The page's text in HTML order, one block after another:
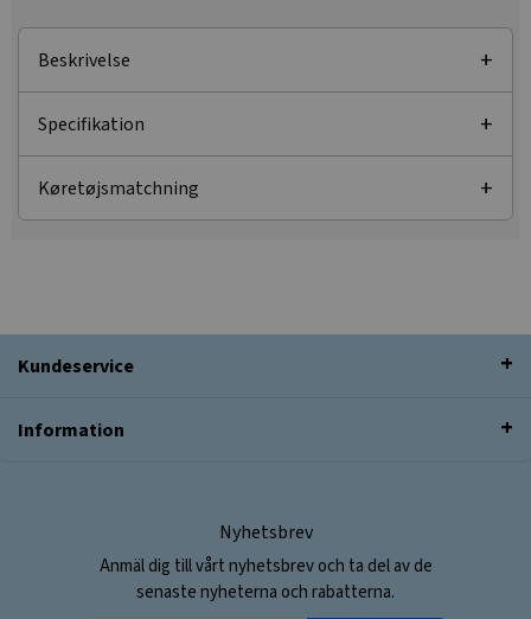
Beskrivelse
Specifikation
Køretøjsmatchning
Kundeservice
Information
Nyhetsbrev
Anmäl dig till vårt nyhetsbrev och ta del av de
senaste nyheterna och rabatterna.